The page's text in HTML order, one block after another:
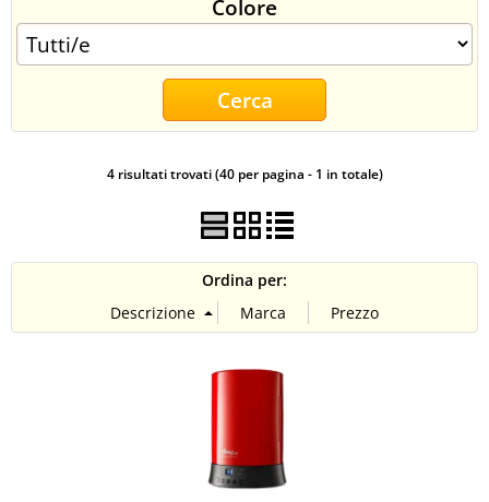
CONTATTI
Colore
4 risultati trovati (40 per pagina - 1 in totale)
Ordina per: